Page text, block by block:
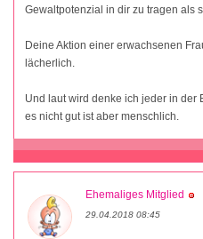
Gewaltpotenzial in dir zu tragen als
Deine Aktion einer erwachsenen
lächerlich.
Und laut wird denke ich jeder in der
es nicht gut ist aber menschlich.
Ehemaliges Mitglied
29.04.2018 08:45